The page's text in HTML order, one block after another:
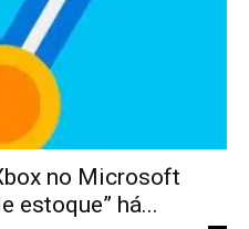
no Microsoft
estoque” há...